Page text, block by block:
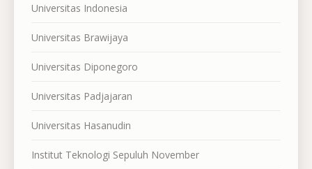
Universitas Indonesia
Universitas Brawijaya
Universitas Diponegoro
Universitas Padjajaran
Universitas Hasanudin
Institut Teknologi Sepuluh November